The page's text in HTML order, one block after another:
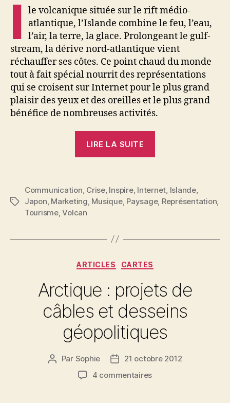
I le volcanique située sur le rift médio-
atlantique, l’Islande combine le feu, l’eau,
l’air, la terre, la glace. Prolongeant le gulf-
stream, la dérive nord-atlantique vient
réchauffer ses côtes. Ce point chaud du monde
tout à fait spécial nourrit des représentations
qui se croisent sur Internet pour le plus grand
plaisir des yeux et des oreilles et le plus grand
bénéfice de nombreuses activités.
LIRE LA SUITE
musical
au
monde
(Islande) »
Étiquettes
Communication, Crise, Inspire, Internet, Islande,
Japon, Marketing, Musique, Paysage, Représentation,
Tourisme,Volcan
Catégories
ARTICLES CARTES
Arctique : projets de
câbles et desseins
géopolitiques
Auteur
Par Sophie
Date21 octobre 2012
4 commentairessur